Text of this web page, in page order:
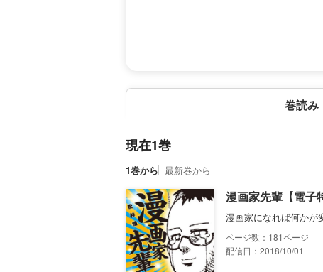
巻読み
現在1巻
1巻から 最新巻から
漫画家先輩【電子
漫画家になれば何か
181
配信日：2018/10/01